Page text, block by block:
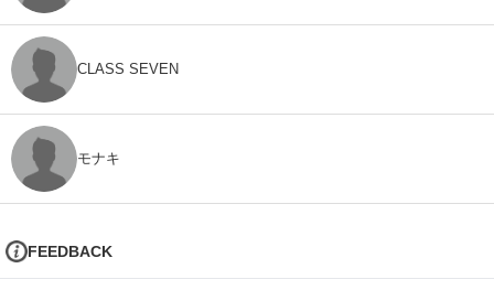
CLASS SEVEN
モナキ
FEEDBACK